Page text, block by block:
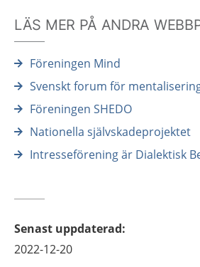
LÄS MER PÅ ANDRA
Föreningen Mind
Svenskt forum för
Föreningen SHEDO
Nationella självskadeprojektet
Intresseförening är Dialektisk
Senast uppdaterad:
2022-12-20